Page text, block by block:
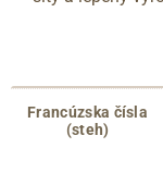
Francúzska čísla
(steh)